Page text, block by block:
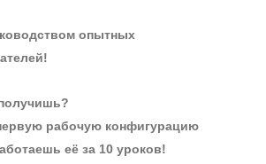
опытных
рабочую конфигурацию
её за 10 уроков!